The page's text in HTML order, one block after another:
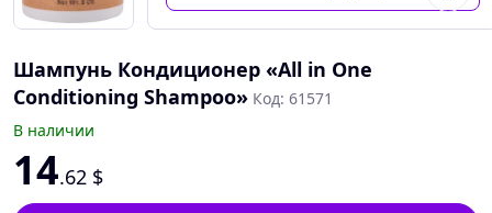
Шампунь Кондиционер «All in One
Conditioning Shampoo» Код: 61571
В наличии
14.62 $